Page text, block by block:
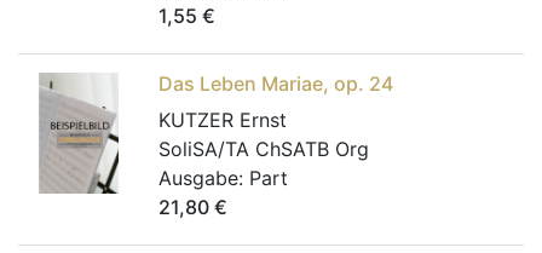
1,55 €
Das Leben Mariae, op. 24
KUTZER Ernst
SoliSA/TA ChSATB Org
Ausgabe: Part
21,80 €